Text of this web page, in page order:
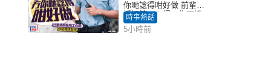
你哋諗得咁好做 前輩傳
授搵筍工心得：你唔識
揀盤啫｜Juicy叮
時事熱話
5小時前